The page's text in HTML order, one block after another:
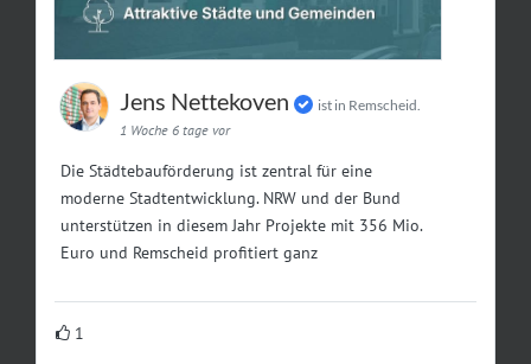
Jens Nettekoven
ist in Remscheid.
1 Woche 6 tage vor
Die Städtebauförderung ist zentral für eine
moderne Stadtentwicklung. NRW und der Bund
unterstützen in diesem Jahr Projekte mit 356 Mio.
Euro und Remscheid profitiert ganz
1